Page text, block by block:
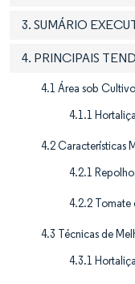
3. SUMÁRIO
4. PRINCIPAIS
4.1 Área sob Cultivo
4.1.1
4.2 Características
4.2.1
4.2.2 Tomate
4.3 Técnicas de
4.3.1